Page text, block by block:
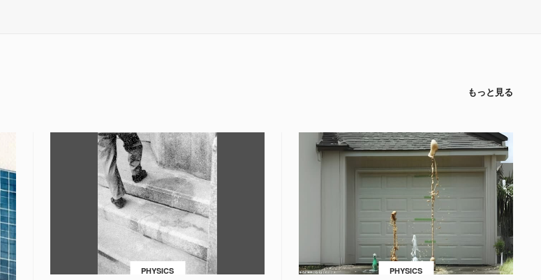
もっと見る
PHYSICS PHYSICS